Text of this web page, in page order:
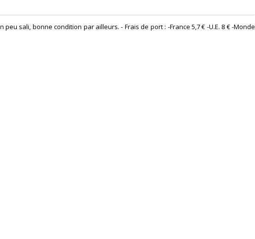
sali, bonne condition par ailleurs. - Frais de port : -France 5,7 € -U.E. 8 € -Monde